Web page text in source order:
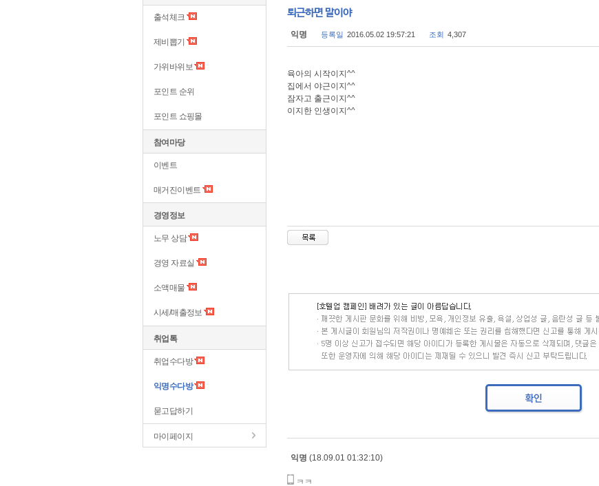
출석체크
제비뽑기
가위바위보
포인트 순위
포인트 쇼핑몰
참여마당
이벤트
매거진이벤트
경영정보
노무 상담
경영 자료실
소액매물
시세/매출정보
취업톡
취업수다방
익명수다방
묻고답하기
마이페이지
퇴근하면 말이야
익명 등록일 2016.05.02 19:57:21 조회 4,307
육아의 시작이지^^
집에서 야근이지^^
잠자고 출근이지^^
이지한 인생이지^^